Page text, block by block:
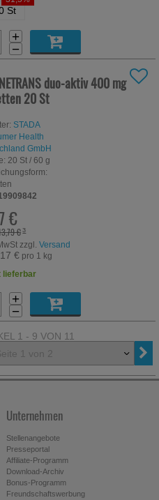
werden.
St
+
−
duo-aktiv 400 mg
20 St
STADA
Health
GmbH
20 St/ 60 g
€
€³
zzgl.Versand
€ pro 1 kg
lieferbar
+
−
1 - 9 VON 11
Unternehmen
Stellenangebote
Presseportal
Affiliate-Programm
Download-Archiv
Bonus-Programm
Freundschaftswerbung